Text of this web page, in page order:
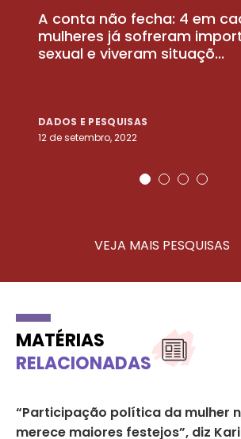
A conta não fecha: 4 em
mulheres já sofreram
sexual e viveram situaçõ...
DADOS E PESQUISAS
12 de setembro, 2022
VEJA MAIS PESQUISAS
MATÉRIAS
RELACIONADAS
“Participação política da mulher
merece maiores festejos”, diz